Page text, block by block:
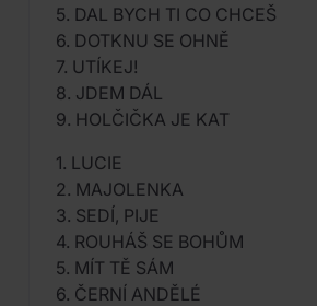
5. DAL BYCH TI CO CHCEŠ
6. DOTKNU SE OHNĚ
7. UTÍKEJ!
8. JDEM DÁL
9. HOLČIČKA JE KAT
1. LUCIE
2. MAJOLENKA
3. SEDÍ, PIJE
4. ROUHÁŠ SE BOHŮM
5. MÍT TĚ SÁM
6. ČERNÍ ANDĚLÉ